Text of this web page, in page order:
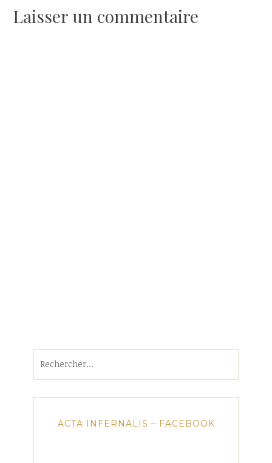
l’article
Laisser un commentaire
ACTA INFERNALIS – FACEBOOK